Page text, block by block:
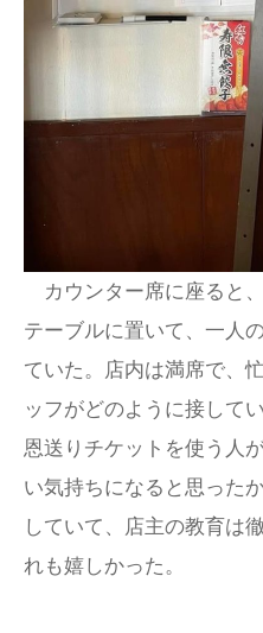
カウンター席に座ると
テーブルに置いて、一人
ていた。店内は満席で、
ッフがどのように接して
恩送りチケットを使う人
い気持ちになると思った
していて、店主の教育は
れも嬉しかった。